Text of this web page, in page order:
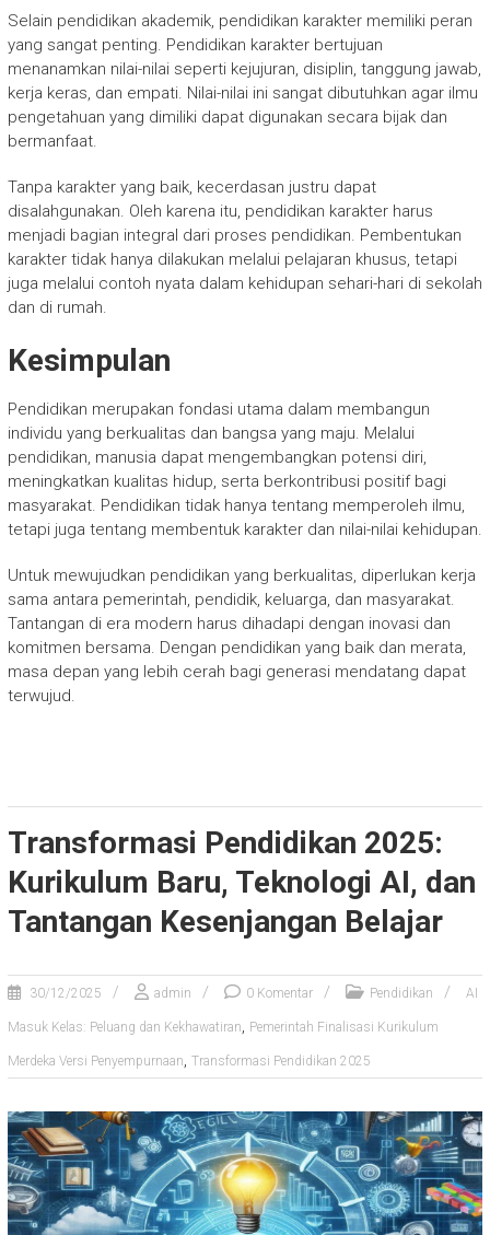
Selain pendidikan akademik, pendidikan karakter memiliki peran
yang sangat penting. Pendidikan karakter bertujuan
menanamkan nilai-nilai seperti kejujuran, disiplin, tanggung jawab,
kerja keras, dan empati. Nilai-nilai ini sangat dibutuhkan agar ilmu
pengetahuan yang dimiliki dapat digunakan secara bijak dan
bermanfaat.
Tanpa karakter yang baik, kecerdasan justru dapat
disalahgunakan. Oleh karena itu, pendidikan karakter harus
menjadi bagian integral dari proses pendidikan. Pembentukan
karakter tidak hanya dilakukan melalui pelajaran khusus, tetapi
juga melalui contoh nyata dalam kehidupan sehari-hari di sekolah
dan di rumah.
Kesimpulan
Pendidikan merupakan fondasi utama dalam membangun
individu yang berkualitas dan bangsa yang maju. Melalui
pendidikan, manusia dapat mengembangkan potensi diri,
meningkatkan kualitas hidup, serta berkontribusi positif bagi
masyarakat. Pendidikan tidak hanya tentang memperoleh ilmu,
tetapi juga tentang membentuk karakter dan nilai-nilai kehidupan.
Untuk mewujudkan pendidikan yang berkualitas, diperlukan kerja
sama antara pemerintah, pendidik, keluarga, dan masyarakat.
Tantangan di era modern harus dihadapi dengan inovasi dan
komitmen bersama. Dengan pendidikan yang baik dan merata,
masa depan yang lebih cerah bagi generasi mendatang dapat
terwujud.
Transformasi Pendidikan 2025:
Kurikulum Baru, Teknologi AI, dan
Tantangan Kesenjangan Belajar
30/12/2025 admin 0 Komentar Pendidikan AI
Masuk Kelas: Peluang dan Kekhawatiran, Pemerintah Finalisasi Kurikulum
Merdeka Versi Penyempurnaan, Transformasi Pendidikan 2025